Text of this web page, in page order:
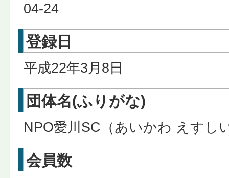
04-24
登録日
平成22年3月8日
団体名(ふりがな)
NPO愛川SC（あいかわ えすし
会員数